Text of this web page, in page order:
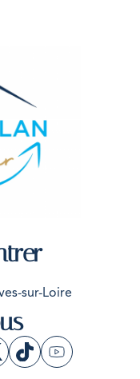
sur-Loire